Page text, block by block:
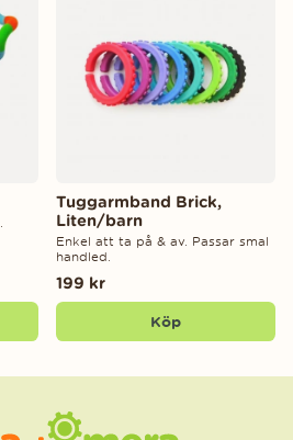
Tuggarmband Brick,
Liten/barn
Enkel att ta på & av. Passar smal
handled.
199 kr
Köp